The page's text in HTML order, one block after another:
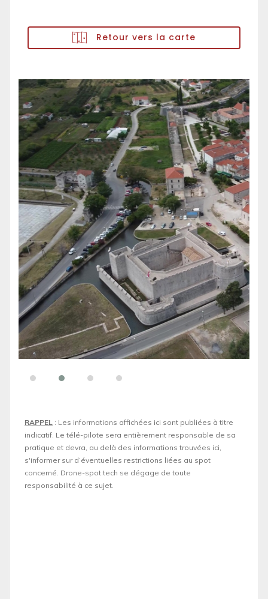
Retour vers la carte
RAPPEL : Les informations affichées ici sont publiées à titre
indicatif. Le télé-pilote sera entièrement responsable de sa
pratique et devra, au delà des informations trouvées ici,
s'informer sur d’éventuelles restrictions liées au spot
concerné. Drone-spot.tech se dégage de toute
responsabilité à ce sujet.